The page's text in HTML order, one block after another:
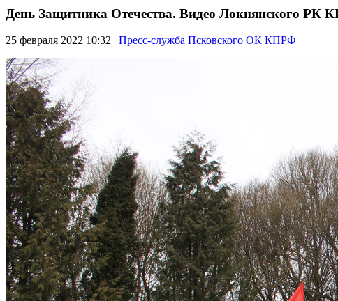
День Защитника Отечества. Видео Локнянского РК
25 февраля 2022 10:32 | Пресс-служба Псковского ОК КПРФ